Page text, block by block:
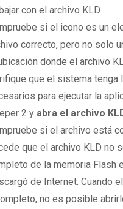
con el archivo KLD
si el icono es un
correcto, pero no solo
donde el archivo
que el sistema tenga
para ejecutar la
2 y abra el archivo
si el archivo está
que el archivo KLD no
de la memoria Flash
de Internet. Cuando
no es posible